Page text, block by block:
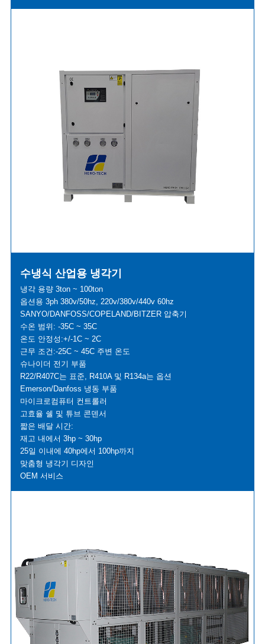
수냉식 산업용 냉각기
냉각 용량 3ton ~ 100ton
옵션용 3ph 380v/50hz, 220v/380v/440v 60hz
SANYO/DANFOSS/COPELAND/BITZER 압축기
수온 범위: -35C ~ 35C
온도 안정성:+/-1C ~ 2C
근무 조건:-25C ~ 45C 주변 온도
슈나이더 전기 부품
R22/R407C는 표준, R410A 및 R134a는 옵션
Emerson/Danfoss 냉동 부품
마이크로컴퓨터 컨트롤러
고효율 쉘 및 튜브 콘덴서
짧은 배달 시간:
재고 내에서 3hp ~ 30hp
25일 이내에 40hp에서 100hp까지
맞춤형 냉각기 디자인
OEM 서비스